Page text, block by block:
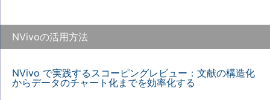
NVivoの活用方法
NVivo で実践するスコーピングレビュー：文献の構造化
からデータのチャート化までを効率化する